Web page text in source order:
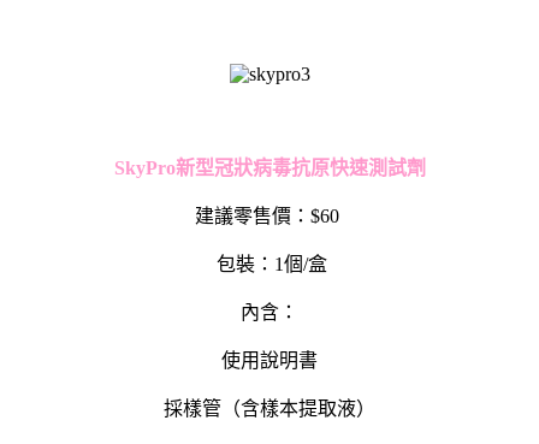
SkyPro新型冠狀病毒抗原快速測試劑
建議零售價：$60
包裝：1個/盒
內含：
使用說明書
採樣管（含樣本提取液）